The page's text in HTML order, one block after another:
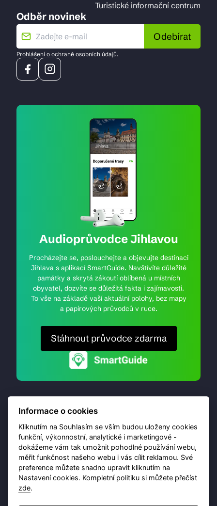
Turistické informační centrum
Odběr novinek
Odebírat
Prohlášení o ochraně osobních údajů.
Audioprůvodce Jihlavou
Procházejte se, poslouchejte a objevujte destinaci
Jihlava s aplikací SmartGuide. Navštívíte důležité
památky a skrytá zákoutí oblíbená u místních
obyvatel, dozvíte se důležitá fakta i zajímavosti.
To vše na základě vaší aktuální polohy, bez mapy
a papírových průvodců v ruce.
Stáhnout průvodce zdarma
© 2026 Destinační portál provozujeBrána Jihlavy,
příspěvková organizace. Všechna práva vyhrazena.
Ochrana osobních údajů
Informace o cookies
Kliknutím na Souhlasím se vším budou uloženy cookies
funkční, výkonnostní, analytické i marketingové -
dokážeme vám tak umožnit pohodlné používání webu,
měřit funkčnost našeho webu i vás cílit reklamou. Své
preference můžete snadno upravit kliknutím na
Nastavení cookies. Kompletní politiku si můžete přečíst
zde.